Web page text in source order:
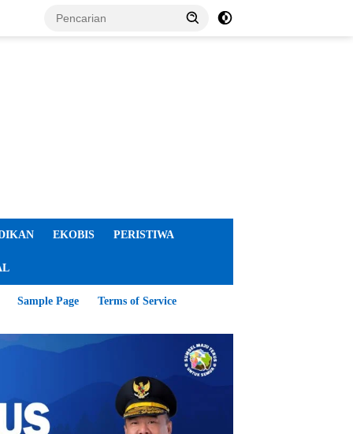
EKOBIS PERISTIWA
Sample Page Terms of Service